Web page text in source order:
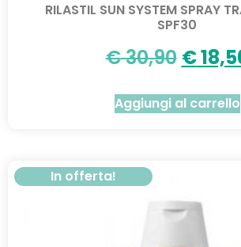
RILASTIL SUN SYSTEM SPRAY
SPF30
€30,90 €
Aggiungi al carrello
In offerta!